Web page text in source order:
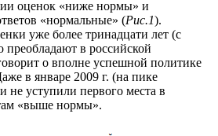
оценок «ниже нормы» и
«нормальные» (Рис.1).
уже более тринадцати лет (с
преобладают в российской
о вполне успешной политике
в январе 2009 г. (на пике
не уступили первого места в
«выше нормы».